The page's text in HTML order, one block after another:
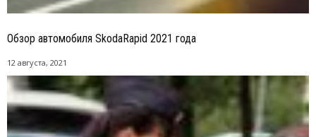
Обзор автомобиля SkodaRapid 2021 года
12 августа, 2021